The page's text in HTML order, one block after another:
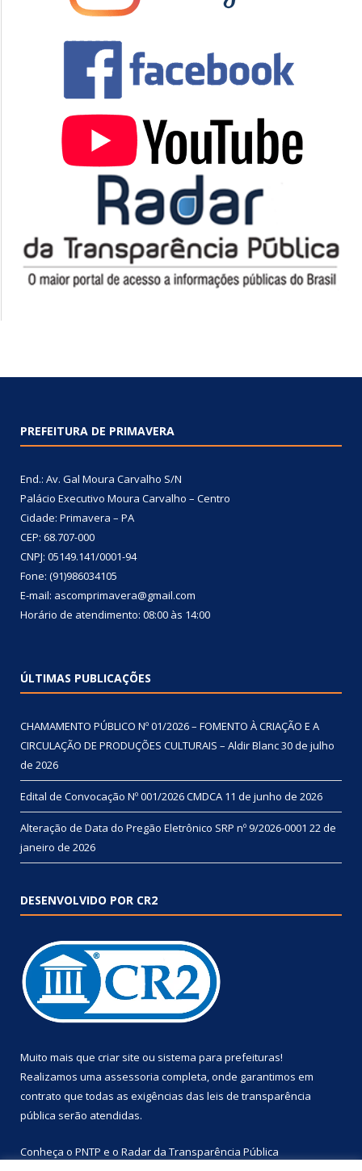
PREFEITURA DE PRIMAVERA
End.: Av. Gal Moura Carvalho S/N
Palácio Executivo Moura Carvalho – Centro
Cidade: Primavera – PA
CEP: 68.707-000
CNPJ: 05149.141/0001-94
Fone: (91)986034105
E-mail: ascomprimavera@gmail.com
Horário de atendimento: 08:00 às 14:00
ÚLTIMAS PUBLICAÇÕES
CHAMAMENTO PÚBLICO Nº 01/2026 – FOMENTO À CRIAÇÃO E A
CIRCULAÇÃO DE PRODUÇÕES CULTURAIS – Aldir Blanc30 de julho
de 2026
Edital de Convocação Nº 001/2026 CMDCA 11 de junho de 2026
Alteração de Data do Pregão Eletrônico SRP nº 9/2026-0001 22 de
janeiro de 2026
DESENVOLVIDO POR CR2
Muito mais que criar site ou sistema para prefeituras!
Realizamos uma assessoria completa, onde garantimos em
contrato que todas as exigências das leis de transparência
pública serão atendidas.
Conheça o PNTP e o Radar da Transparência Pública